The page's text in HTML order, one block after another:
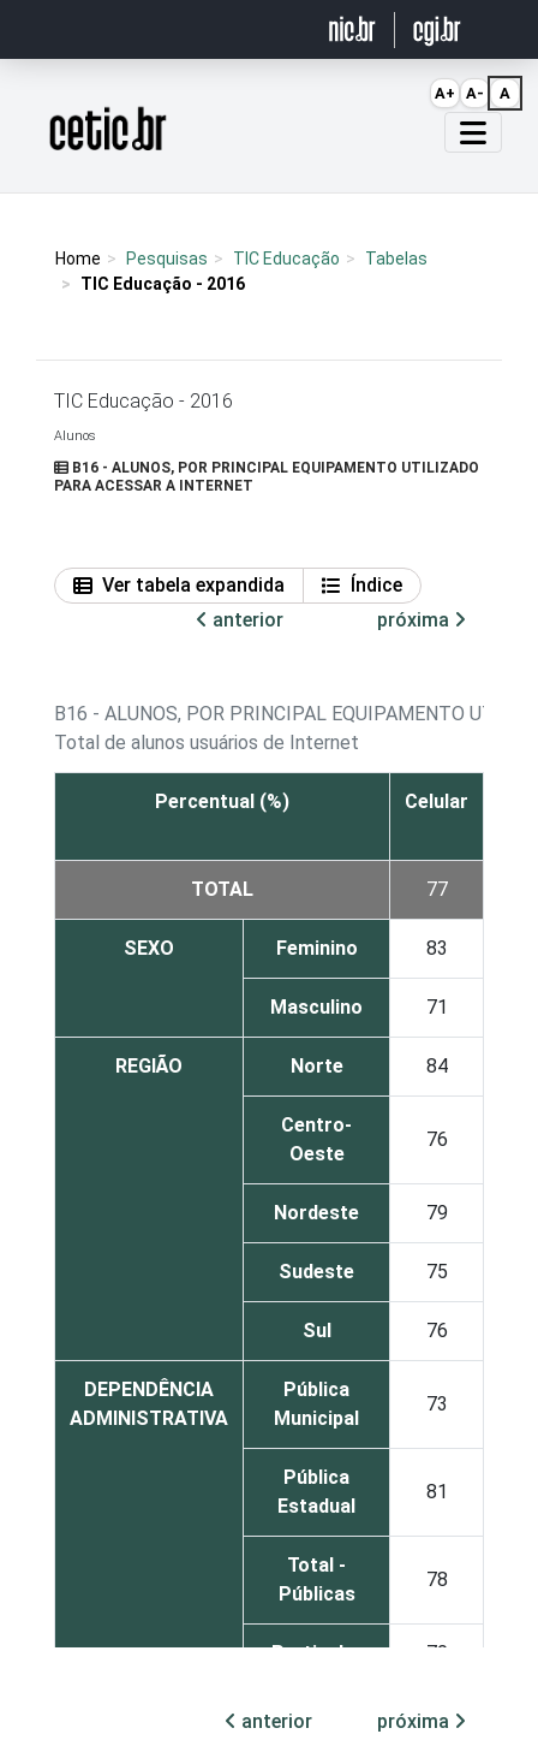
Página inicial
Home Pesquisas TIC Educação
Tabelas
TIC Educação - 2016
TIC Educação - 2016
Alunos
B16 - ALUNOS, POR PRINCIPAL EQUIPAMENTO UTILIZADO
PARA ACESSAR A INTERNET
Ver tabela expandida
Índice
anterior
próxima
B16 - ALUNOS, POR PRINCIPAL EQUIPAMENTO
Total de alunos usuários de Internet
Percentual (%) Celular
TOTAL 77
SEXO Feminino 83
Masculino 71
REGIÃO Norte 84
Centro-
Oeste
76
Nordeste 79
Sudeste 75
Sul 76
DEPENDÊNCIA
ADMINISTRATIVA
Pública
Municipal
73
Pública
Estadual
81
Total -
Públicas
78
Particular 70
4ª série/5º
anterior próxima
A+ A- A